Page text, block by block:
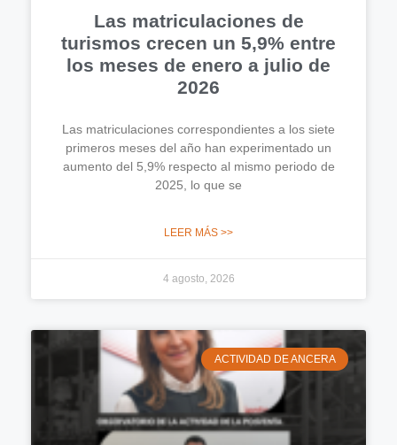
Las matriculaciones de
turismos crecen un 5,9% entre
los meses de enero a julio de
2026
Las matriculaciones correspondientes a los siete
primeros meses del año han experimentado un
aumento del 5,9% respecto al mismo periodo de
2025, lo que se
LEER MÁS >>
4 agosto, 2026
ACTIVIDAD DE ANCERA